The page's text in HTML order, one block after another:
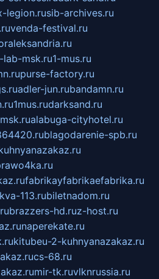
legion.rusib-archives.ru
venda-festival.ru
lab-msk.ru1-mus.ru
purse-factory.ru
adler-jun.rubandamn.ru
1mus.rudarksand.ru
alabuga-cityhotel.ru
blagodarenie-spb.ru
fabrikayfabrikaefabrika.ru
113.rubiletnadom.ru
brazzers-hd.ruz-host.ru
naperekate.ru
kitubeu-2-kuhnyanazakaz.ru
cs-68.ru
mir-tk.ruvlknrussia.ru